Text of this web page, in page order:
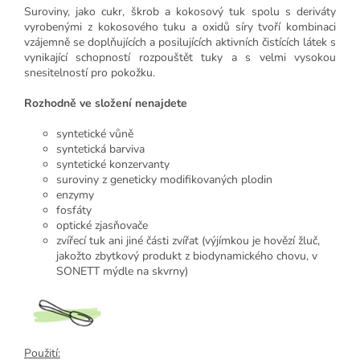
Suroviny, jako cukr, škrob a kokosový tuk spolu s deriváty
vyrobenými z kokosového tuku a oxidů síry tvoří kombinaci
vzájemně se doplňujících a posilujících aktivních čistících látek s
vynikající schopností rozpouštět tuky a s velmi vysokou
snesitelností pro pokožku.
Rozhodně ve složení nenajdete
syntetické vůně
syntetická barviva
syntetické konzervanty
suroviny z geneticky modifikovaných plodin
enzymy
fosfáty
optické zjasňovače
zvířecí tuk ani jiné části zvířat (výjímkou je hovězí žluč,
jakožto zbytkový produkt z biodynamického chovu, v
SONETT mýdle na skvrny)
Použití: